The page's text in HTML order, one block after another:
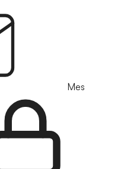
Mes